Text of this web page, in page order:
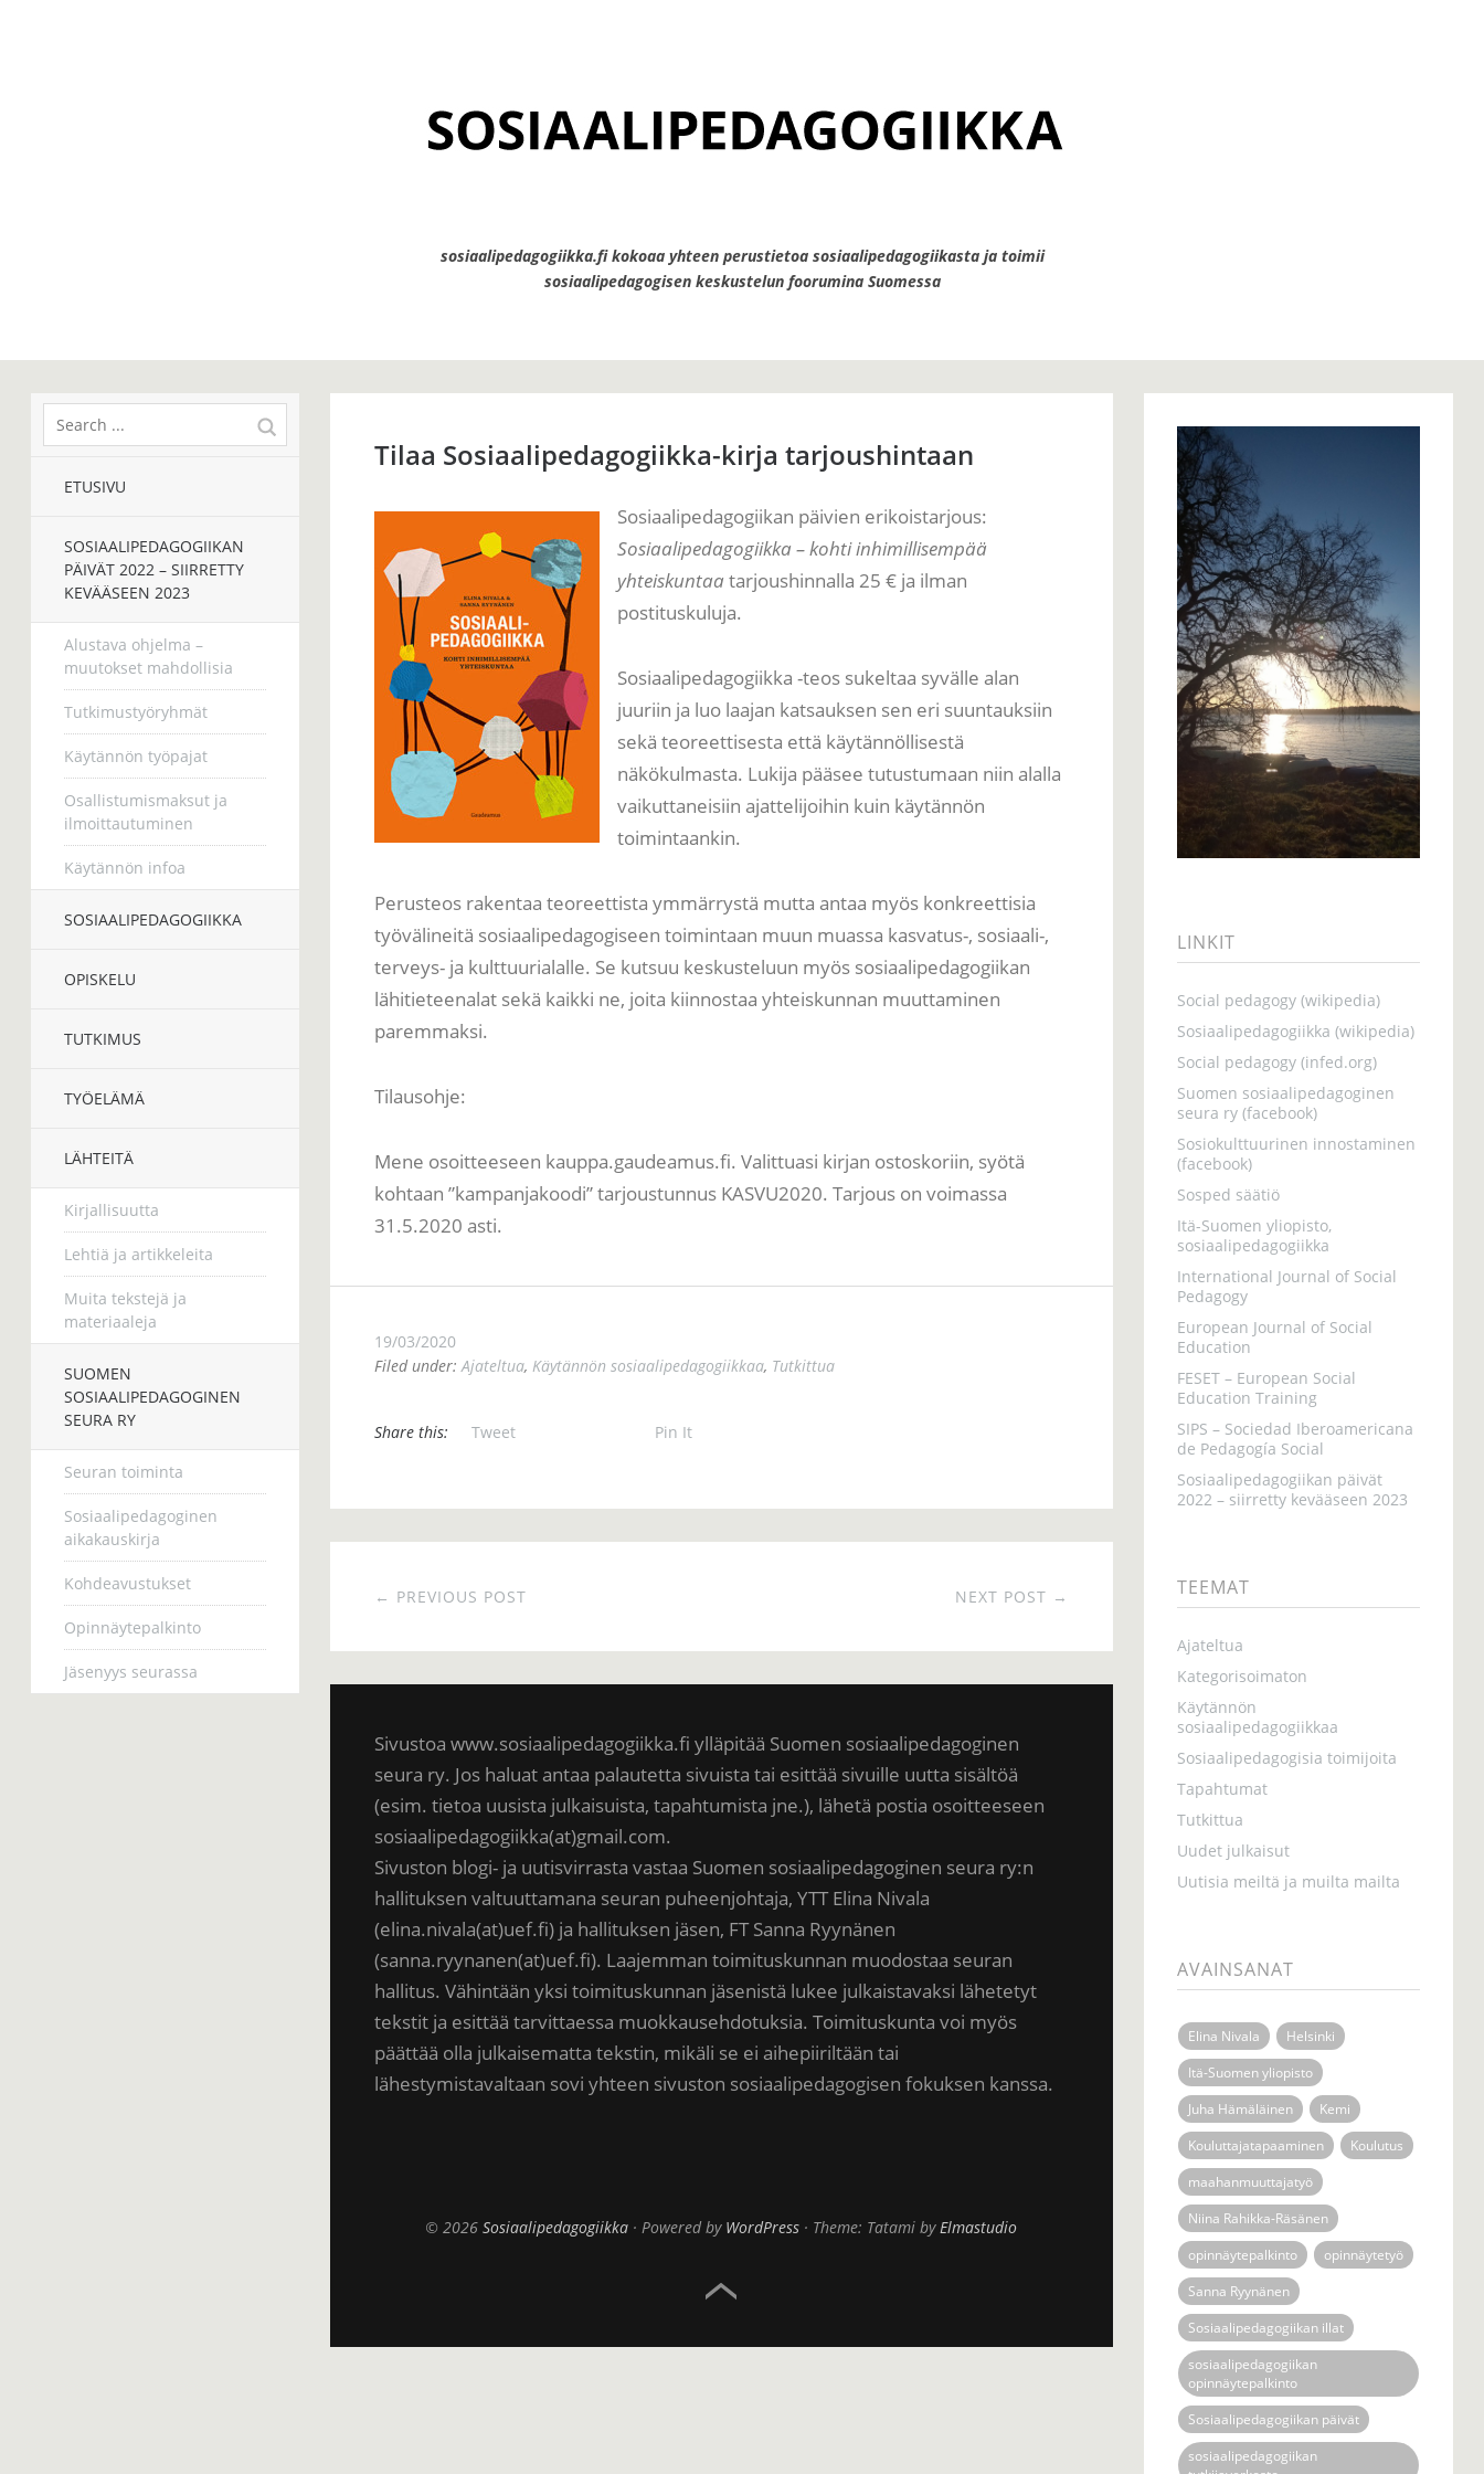
sosiaalipedagogiikka.fi kokoaa yhteen perustietoa sosiaalipedagogiikasta ja toimii
sosiaalipedagogisen keskustelun foorumina Suomessa
ETUSIVU
SOSIAALIPEDAGOGIIKAN
PÄIVÄT 2022 – SIIRRETTY
KEVÄÄSEEN 2023
Alustava ohjelma –
muutokset mahdollisia
Tutkimustyöryhmät
Käytännön työpajat
Osallistumismaksut ja
ilmoittautuminen
Käytännön infoa
SOSIAALIPEDAGOGIIKKA
OPISKELU
TUTKIMUS
TYÖELÄMÄ
LÄHTEITÄ
Kirjallisuutta
Lehtiä ja artikkeleita
Muita tekstejä ja
materiaaleja
SUOMEN
SOSIAALIPEDAGOGINEN
SEURA RY
Seuran toiminta
Sosiaalipedagoginen
aikakauskirja
Kohdeavustukset
Opinnäytepalkinto
Jäsenyys seurassa
Tilaa Sosiaalipedagogiikka-kirja tarjoushintaan
Sosiaalipedagogiikan päivien erikoistarjous:
Sosiaalipedagogiikka – kohti inhimillisempää
yhteiskuntaatarjoushinnalla 25 € ja ilman
postituskuluja.
Sosiaalipedagogiikka -teos sukeltaa syvälle alan
juuriin ja luo laajan katsauksen sen eri suuntauksiin
sekä teoreettisesta että käytännöllisestä
näkökulmasta. Lukija pääsee tutustumaan niin alalla
vaikuttaneisiin ajattelijoihin kuin käytännön
toimintaankin.
Perusteos rakentaa teoreettista ymmärrystä mutta antaa myös konkreettisia
työvälineitä sosiaalipedagogiseen toimintaan muun muassa kasvatus-, sosiaali-,
terveys- ja kulttuurialalle. Se kutsuu keskusteluun myös sosiaalipedagogiikan
lähitieteenalat sekä kaikki ne, joita kiinnostaa yhteiskunnan muuttaminen
paremmaksi.
Tilausohje:
Mene osoitteeseen kauppa.gaudeamus.fi. Valittuasi kirjan ostoskoriin, syötä
kohtaan ”kampanjakoodi” tarjoustunnus KASVU2020. Tarjous on voimassa
31.5.2020 asti.
19/03/2020
Filed under:Ajateltua, Käytännön sosiaalipedagogiikkaa, Tutkittua
Share this: Tweet Pin It
NEXT POST →
← PREVIOUS POST
Sivustoa www.sosiaalipedagogiikka.fi ylläpitää Suomen sosiaalipedagoginen
seura ry. Jos haluat antaa palautetta sivuista tai esittää sivuille uutta sisältöä
(esim. tietoa uusista julkaisuista, tapahtumista jne.), lähetä postia osoitteeseen
sosiaalipedagogiikka(at)gmail.com.
Sivuston blogi- ja uutisvirrasta vastaa Suomen sosiaalipedagoginen seura ry:n
hallituksen valtuuttamana seuran puheenjohtaja, YTT Elina Nivala
(elina.nivala(at)uef.fi) ja hallituksen jäsen, FT Sanna Ryynänen
(sanna.ryynanen(at)uef.fi). Laajemman toimituskunnan muodostaa seuran
hallitus. Vähintään yksi toimituskunnan jäsenistä lukee julkaistavaksi lähetetyt
tekstit ja esittää tarvittaessa muokkausehdotuksia. Toimituskunta voi myös
päättää olla julkaisematta tekstin, mikäli se ei aihepiiriltään tai
lähestymistavaltaan sovi yhteen sivuston sosiaalipedagogisen fokuksen kanssa.
© 2026Sosiaalipedagogiikka Powered by WordPress Theme: Tatami byElmastudio
LINKIT
Social pedagogy (wikipedia)
Sosiaalipedagogiikka (wikipedia)
Social pedagogy (infed.org)
Suomen sosiaalipedagoginen
seura ry (facebook)
Sosiokulttuurinen innostaminen
(facebook)
Sosped säätiö
Itä-Suomen yliopisto,
sosiaalipedagogiikka
International Journal of Social
Pedagogy
European Journal of Social
Education
FESET – European Social
Education Training
SIPS – Sociedad Iberoamericana
de Pedagogía Social
Sosiaalipedagogiikan päivät
2022 – siirretty kevääseen 2023
TEEMAT
Ajateltua
Kategorisoimaton
Käytännön
sosiaalipedagogiikkaa
Sosiaalipedagogisia toimijoita
Tapahtumat
Tutkittua
Uudet julkaisut
Uutisia meiltä ja muilta mailta
AVAINSANAT
Elina Nivala
Helsinki
Itä-Suomen yliopisto
Juha Hämäläinen
Kemi
Kouluttajatapaaminen
Koulutus
maahanmuuttajatyö
Niina Rahikka-Räsänen
opinnäytepalkinto
opinnäytetyö
Sanna Ryynänen
Sosiaalipedagogiikan illat
sosiaalipedagogiikan
opinnäytepalkinto
Sosiaalipedagogiikan päivät
sosiaalipedagogiikan